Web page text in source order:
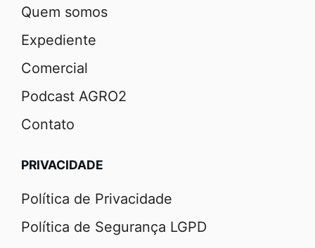
Quem somos
Expediente
Comercial
Podcast AGRO2
Contato
PRIVACIDADE
Política de Privacidade
Política de Segurança LGPD